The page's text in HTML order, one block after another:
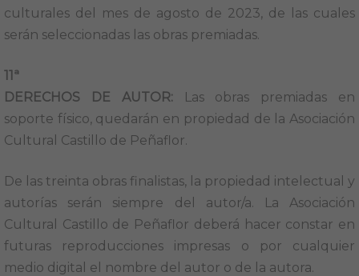
culturales del mes de agosto de 2023, de las cuales
serán seleccionadas las obras premiadas.
11ª
DERECHOS DE AUTOR:Las obras premiadas en
soporte físico, quedarán en propiedad de la Asociación
Cultural Castillo de Peñaflor.
De las treinta obras finalistas, la propiedad intelectual y
autorías serán siempre del autor/a. La Asociación
Cultural Castillo de Peñaflor deberá hacer constar en
futuras reproducciones impresas o por cualquier
medio digital el nombre del autor o de la autora.